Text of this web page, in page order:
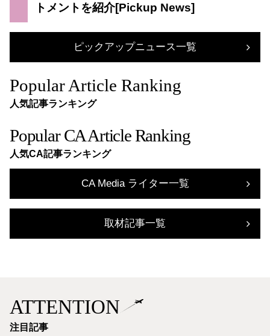
トメントを紹介
ピックアップニュース一覧
Popular Article Ranking
人気記事ランキング
Popular CA Article Ranking
人気CA記事ランキング
CA Media ライター一覧
取材記事一覧
ATTENTION
注目記事